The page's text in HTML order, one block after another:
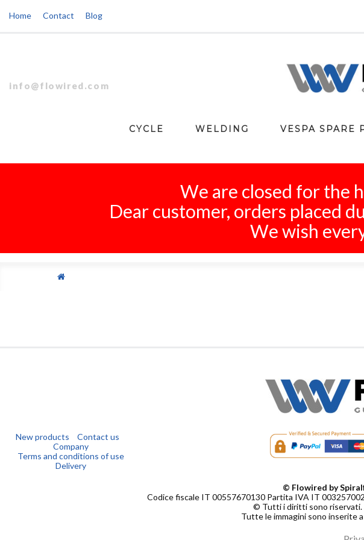
Home Contact Blog
info@flowired.com
CYCLE WELDING VESPA SPARE
We are closed for the
Dear customer, orders placed
We wish
New products
Contact us
Company
Terms and conditions of use
Delivery
© Flowired by
Codice fiscale IT 00557670130 Partita IVA IT
© Tutti i diritti sono riservati.
Tutte le immagini sono inserite